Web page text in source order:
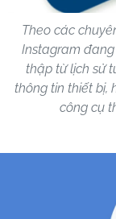
Theo các
Instagram
thập từ lịch sử
thông tin thiết bị,
công cụ